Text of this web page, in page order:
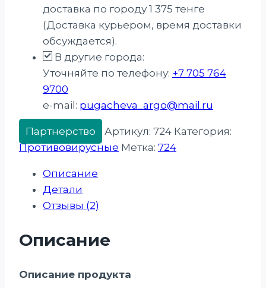
доставка по городу 1 375 тенге
(Доставка курьером, время доставки
обсуждается).
В другие города:
Уточняйте по телефону: +7 705 764
9700
e-mail: pugacheva_argo@mail.ru
Партнерство Артикул: 724 Категория:
Противовирусные Метка: 724
Описание
Детали
Отзывы (2)
Описание
Описание продукта